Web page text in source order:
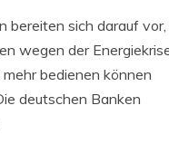
bereiten sich darauf vor,
wegen der
bedienen können
deutschen Banken